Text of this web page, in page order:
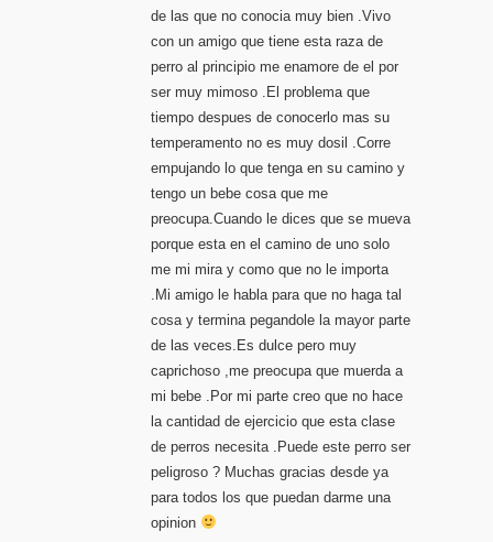
de las que no conocia muy bien .Vivo
con un amigo que tiene esta raza de
perro al principio me enamore de el por
ser muy mimoso .El problema que
tiempo despues de conocerlo mas su
temperamento no es muy dosil .Corre
empujando lo que tenga en su camino y
tengo un bebe cosa que me
preocupa.Cuando le dices que se mueva
porque esta en el camino de uno solo
me mi mira y como que no le importa
.Mi amigo le habla para que no haga tal
cosa y termina pegandole la mayor parte
de las veces.Es dulce pero muy
caprichoso ,me preocupa que muerda a
mi bebe .Por mi parte creo que no hace
la cantidad de ejercicio que esta clase
de perros necesita .Puede este perro ser
peligroso ? Muchas gracias desde ya
para todos los que puedan darme una
opinion